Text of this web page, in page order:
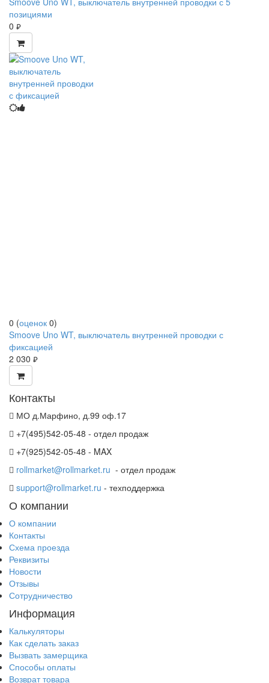
позициями
0 руб.
0 (оценок 0)
Smoove Uno WT, выключатель внутренней проводки с
фиксацией
2 030 руб.
Контакты
МО д.Марфино, д.99 оф.17
+7(495)542-05-48 - отдел продаж
+7(925)542-05-48 - MAX
rollmarket@rollmarket.ru - отдел продаж
support@rollmarket.ru - техподдержка
О компании
О компании
Контакты
Схема проезда
Реквизиты
Новости
Отзывы
Сотрудничество
Информация
Калькуляторы
Как сделать заказ
Вызвать замерщика
Способы оплаты
Возврат товара